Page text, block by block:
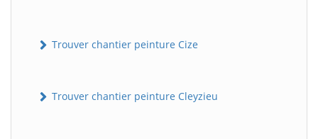
Trouver chantier peinture Cize
Trouver chantier peinture Cleyzieu